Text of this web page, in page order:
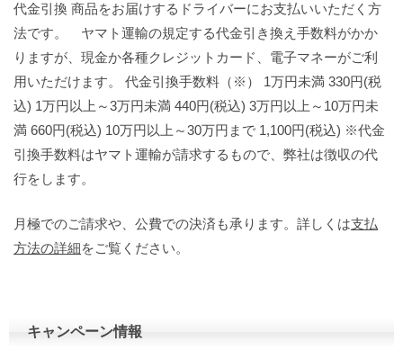
代金引換 商品をお届けするドライバーにお支払いいただく方
法です。 ヤマト運輸の規定する代金引き換え手数料がかか
りますが、現金か各種クレジットカード、電子マネーがご利
用いただけます。 代金引換手数料（※） 1万円未満 330円(税
込) 1万円以上～3万円未満 440円(税込) 3万円以上～10万円未
満 660円(税込) 10万円以上～30万円まで 1,100円(税込) ※代金
引換手数料はヤマト運輸が請求するもので、弊社は徴収の代
行をします。
月極でのご請求や、公費での決済も承ります。詳しくは支払
方法の詳細をご覧ください。
キャンペーン情報